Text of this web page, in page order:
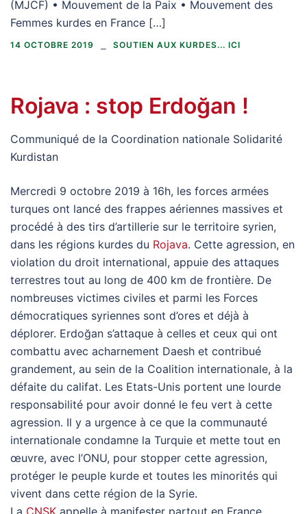
(MJCF) • Mouvement de la Paix • Mouvement des
Femmes kurdes en France […]
14 OCTOBRE 2019 SOUTIEN AUX KURDES... ICI
Rojava : stop Erdoğan !
Communiqué de la Coordination nationale Solidarité
Kurdistan
Mercredi 9 octobre 2019 à 16h, les forces armées
turques ont lancé des frappes aériennes massives et
procédé à des tirs d’artillerie sur le territoire syrien,
dans les régions kurdes du Rojava. Cette agression, en
violation du droit international, appuie des attaques
terrestres tout au long de 400 km de frontière. De
nombreuses victimes civiles et parmi les Forces
démocratiques syriennes sont d’ores et déjà à
déplorer. Erdoğan s’attaque à celles et ceux qui ont
combattu avec acharnement Daesh et contribué
grandement, au sein de la Coalition internationale, à la
défaite du califat. Les Etats-Unis portent une lourde
responsabilité pour avoir donné le feu vert à cette
agression. Il y a urgence à ce que la communauté
internationale condamne la Turquie et mette tout en
œuvre, avec l’ONU, pour stopper cette agression,
protéger le peuple kurde et toutes les minorités qui
vivent dans cette région de la Syrie.
La CNSK appelle à manifester partout en France